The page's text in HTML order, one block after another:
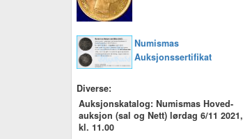
Numismas
Auksjonssertifikat
Diverse:
Auksjonskatalog: Numismas Hoved-
auksjon (sal og Nett) lørdag 6/11 2021,
kl. 11.00